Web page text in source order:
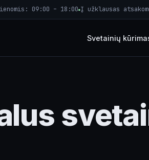
09:00 – 18:00●Į užklausas
Svetainių